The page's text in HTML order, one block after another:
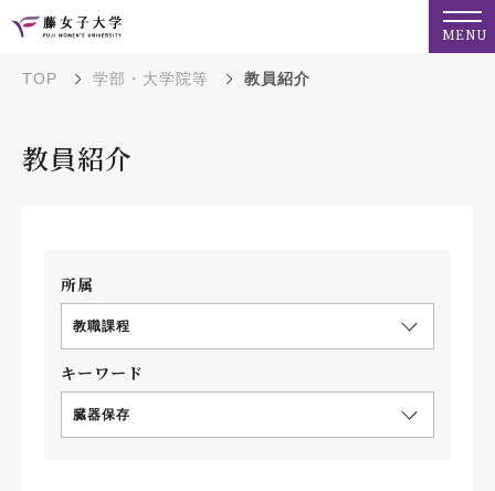
MENU
TOP 学部・大学院等 教員紹介
教員紹介
所属
教職課程
キーワード
臓器保存